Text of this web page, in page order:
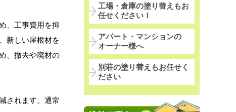
、工事費用を抑
新しい屋根材を
、撤去や廃材の
されます。通常
工場・倉庫の塗り替えもお
任せください！
アパート・マンションの
オーナー様へ
別荘の塗り替えもお任せく
ださい